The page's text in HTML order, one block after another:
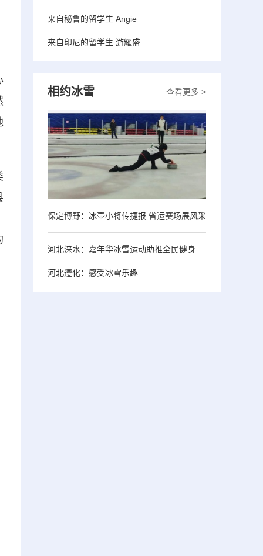
来自秘鲁的留学生 Angie
来自印尼的留学生 游耀盛
查看更多 >
相约冰雪
保定博野：冰壶小将传捷报 省运赛场展风采
河北涞水：嘉年华冰雪运动助推全民健身
河北遵化：感受冰雪乐趣